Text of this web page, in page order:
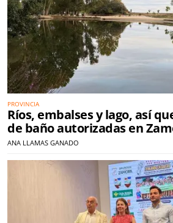
PROVINCIA
Ríos, embalses y lago, así
de baño autorizadas en
ANA LLAMAS GANADO